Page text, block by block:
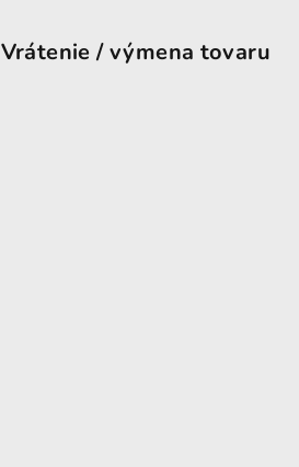
Vrátenie / výmena tovaru